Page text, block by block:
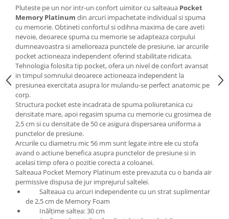
Mobila camera copii
Scaune birou pentru copii
Saltele patuturi copii
Paturi copii
Masa si scaune gradinita
Seturi comode living si dormitor
Pluteste pe un nor intr-un confort uimitor cu salteaua Pocket
Memory Platinum din arcuri impachetate individual si spuma
cu memorie. Obtineti confortul si odihna maxima de care aveti
nevoie, deoarece spuma cu memorie se adapteaza corpului
dumneavoastra si amelioreaza punctele de presiune, iar arcurile
pocket actioneaza independent oferind stabilitate ridicata.
Tehnologia folosita tip pocket, ofera un nivel de confort avansat
in timpul somnului deoarece actioneaza independent la
presiunea exercitata asupra lor mulandu-se perfect anatomic pe
corp.
Structura pocket este incadrata de spuma poliuretanica cu
densitate mare, apoi regasim spuma cu memorie cu grosimea de
2,5 cm si cu densitate de 50 ce asigura dispersarea uniforma a
punctelor de presiune.
Arcurile cu diametru mic 56 mm sunt legate intre ele cu stofa
avand o actiune benefica asupra punctelor de presiune si in
acelasi timp ofera o pozitie corecta a coloanei.
Salteaua Pocket Memory Platinum este prevazuta cu o banda air
permissive dispusa de jur imprejurul saltelei.
Salteaua cu arcuri independente cu un strat suplimentar
de 2,5 cm de Memory Foam
Inălțime saltea: 30 cm